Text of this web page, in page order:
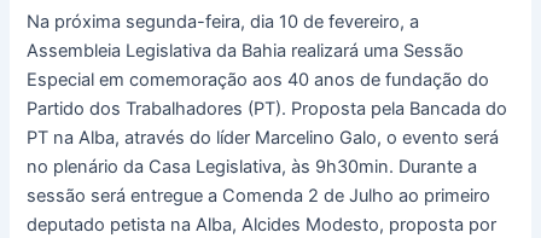
Na próxima segunda-feira, dia 10 de fevereiro, a
Assembleia Legislativa da Bahia realizará uma Sessão
Especial em comemoração aos 40 anos de fundação do
Partido dos Trabalhadores (PT). Proposta pela Bancada do
PT na Alba, através do líder Marcelino Galo, o evento será
no plenário da Casa Legislativa, às 9h30min. Durante a
sessão será entregue a Comenda 2 de Julho ao primeiro
deputado petista na Alba, Alcides Modesto, proposta por